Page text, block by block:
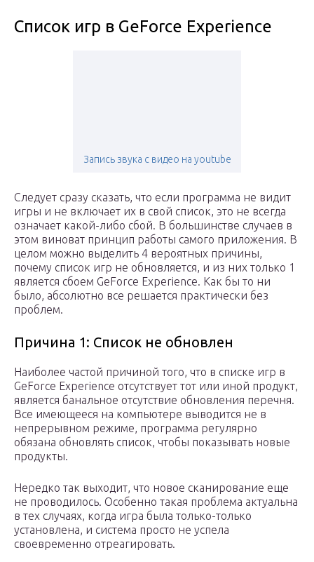
Список игр в GeForce Experience
Запись звука с видео на youtube
Следует сразу сказать, что если программа не видит
игры и не включает их в свой список, это не всегда
означает какой-либо сбой. В большинстве случаев в
этом виноват принцип работы самого приложения. В
целом можно выделить 4 вероятных причины,
почему список игр не обновляется, и из них только 1
является сбоем GeForce Experience. Как бы то ни
было, абсолютно все решается практически без
проблем.
Причина 1: Список не обновлен
Наиболее частой причиной того, что в списке игр в
GeForce Experience отсутствует тот или иной продукт,
является банальное отсутствие обновления перечня.
Все имеющееся на компьютере выводится не в
непрерывном режиме, программа регулярно
обязана обновлять список, чтобы показывать новые
продукты.
Нередко так выходит, что новое сканирование еще
не проводилось. Особенно такая проблема актуальна
в тех случаях, когда игра была только-только
установлена, и система просто не успела
своевременно отреагировать.